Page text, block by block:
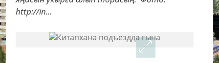
http://in...